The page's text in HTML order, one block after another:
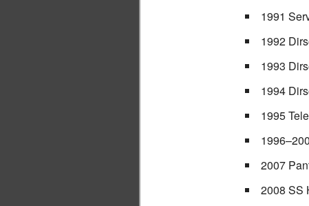
1991
1992
1993
1994
1995
2007
2008 SS